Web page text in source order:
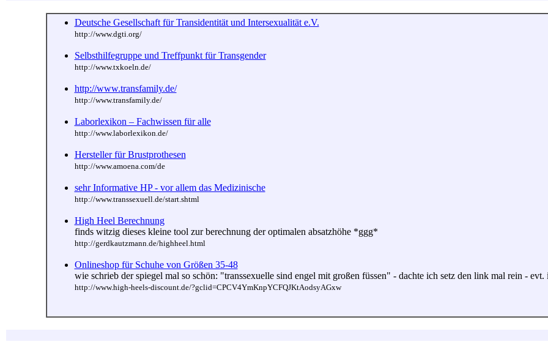
Deutsche Gesellschaft für Transidentität und Intersexualität e.V.
http://www.dgti.org/
Selbsthilfegruppe und Treffpunkt für Transgender
http://www.txkoeln.de/
http://www.transfamily.de/
http://www.transfamily.de/
Laborlexikon – Fachwissen für alle
http://www.laborlexikon.de/
Hersteller für Brustprothesen
http://www.amoena.com/de
sehr Informative HP - vor allem das Medizinische
http://www.transsexuell.de/start.shtml
High Heel Berechnung
finds witzig dieses kleine tool zur berechnung der optimalen absatzhöhe *ggg*
http://gerdkautzmann.de/highheel.html
Onlineshop für Schuhe von Größen 35-48
wie schrieb der spiegel mal so schön: "transsexuelle sind engel mit großen füssen" - dachte ich setz den link mal rein - evt.
http://www.high-heels-discount.de/?gclid=CPCV4YmKnpYCFQJKtAodsyAGxw